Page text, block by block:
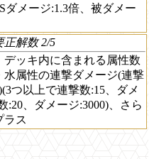
ダメージ:1.3倍、被ダメー
解数 2/5
デッキ内に含まれる属性数
水属性の連撃ダメージ(連撃
つ以上で連撃数:15、ダメ
:20、ダメージ:3000)、さら
ラス